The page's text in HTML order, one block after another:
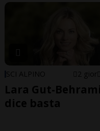
SCI ALPINO 2 gior
Lara Gut-Behrami
dice basta